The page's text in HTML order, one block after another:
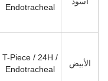
Endotracheal
الأبيض
T-Piece / 24H /
Endotracheal